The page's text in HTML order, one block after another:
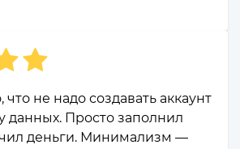
не надо создавать аккаунт
данных. Просто заполнил
деньги. Минимализм —